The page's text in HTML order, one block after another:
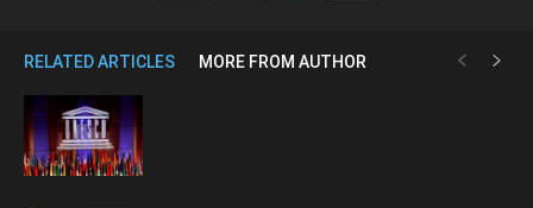
RELATED ARTICLES MORE FROM AUTHOR